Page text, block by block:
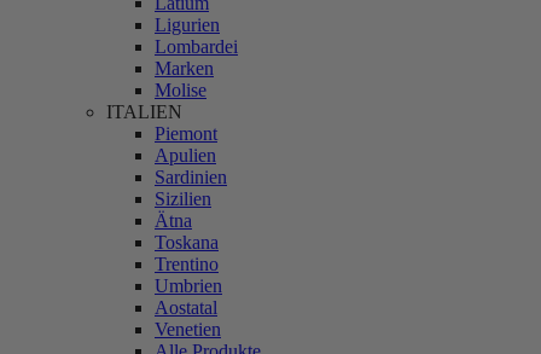
Ligurien
Lombardei
Marken
Molise
ITALIEN
Piemont
Apulien
Sardinien
Sizilien
Ätna
Toskana
Trentino
Umbrien
Aostatal
Venetien